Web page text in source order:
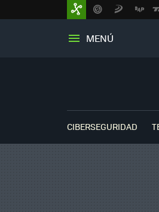
MENÚ
CIBERSEGURIDAD